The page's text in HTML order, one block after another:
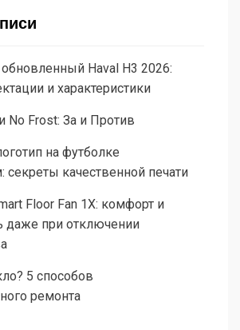
Haval H3 2026:
и характеристики
No Frost: За и Против
на футболке
качественной печати
Floor Fan 1X: комфорт и
даже при отключении
5 способов
ремонта